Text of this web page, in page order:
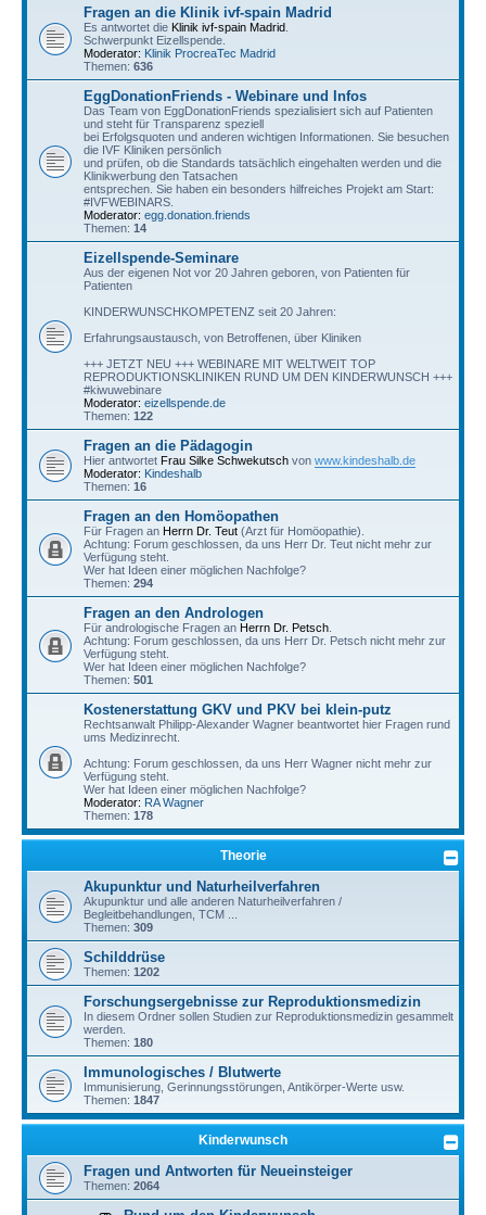
Fragen an die Klinik ivf-spain Madrid
Es antwortet die Klinik ivf-spain Madrid
Schwerpunkt Eizellspende.
Moderator: Klinik ProcreaTec Madrid
Themen: 636
EggDonationFriends - Webinare und Infos
Das Team von EggDonationFriends spezialisiert sich auf Patienten
und steht für Transparenz speziell
bei Erfolgsquoten und anderen wichtigen Informationen. Sie besuchen
die IVF Kliniken persönlich
und prüfen, ob die Standards tatsächlich eingehalten werden und die
Klinikwerbung den Tatsachen
entsprechen. Sie haben ein besonders hilfreiches Projekt am Start:
#IVFWEBINARS.
Moderator: egg.donation.friends
Themen: 14
Eizellspende-Seminare
Aus der eigenen Not vor 20 Jahren geboren, von Patienten für
Patienten
KINDERWUNSCHKOMPETENZ seit 20 Jahren:
Erfahrungsaustausch, von Betroffenen, über Kliniken
+++ JETZT NEU +++ WEBINARE MIT WELTWEIT TOP
REPRODUKTIONSKLINIKEN RUND UM DEN KINDERWUNSCH +++
#kiwuwebinare
Moderator: eizellspende.de
Themen: 122
Fragen an die Pädagogin
Hier antwortet Frau Silke Schwekutsch von www.kindeshalb.de
Moderator: Kindeshalb
Themen: 16
Fragen an den Homöopathen
Für Fragen an Herrn Dr. Teut (Arzt für Homöopathie).
Achtung: Forum geschlossen, da uns Herr Dr. Teut nicht mehr zur
Verfügung steht.
Wer hat Ideen einer möglichen Nachfolge?
Themen: 294
Fragen an den Andrologen
Für andrologische Fragen an Herrn Dr. Petsch
Achtung: Forum geschlossen, da uns Herr Dr. Petsch nicht mehr zur
Verfügung steht.
Wer hat Ideen einer möglichen Nachfolge?
Themen: 501
Kostenerstattung GKV und PKV bei klein-putz
Rechtsanwalt Philipp-Alexander Wagner beantwortet hier Fragen rund
ums Medizinrecht.
Achtung: Forum geschlossen, da uns Herr Wagner nicht mehr zur
Verfügung steht.
Wer hat Ideen einer möglichen Nachfolge?
Moderator: RA Wagner
Themen: 178
Theorie
Akupunktur und Naturheilverfahren
Akupunktur und alle anderen Naturheilverfahren /
Begleitbehandlungen, TCM ...
Themen: 309
Schilddrüse
Themen: 1202
Forschungsergebnisse zur Reproduktionsmedizin
In diesem Ordner sollen Studien zur Reproduktionsmedizin gesammelt
werden.
Themen: 180
Immunologisches / Blutwerte
Immunisierung, Gerinnungsstörungen, Antikörper-Werte usw.
Themen: 1847
Kinderwunsch
Fragen und Antworten für Neueinsteiger
Themen: 2064